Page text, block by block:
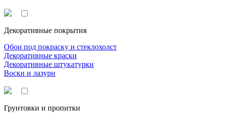
Декоративные покрытия
Обои под покраску и стеклохолст
Декоративные краски
Декоративные штукатурки
Воски и лазури
Грунтовки и пропитки